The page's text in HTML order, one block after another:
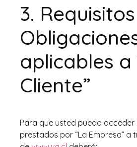
3.
aplicables a
Cliente”
Para que usted pueda acceder
prestados por “La Empresa” a